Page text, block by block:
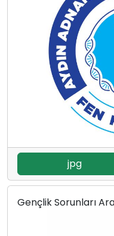
jpg
Gençlik Sorunları